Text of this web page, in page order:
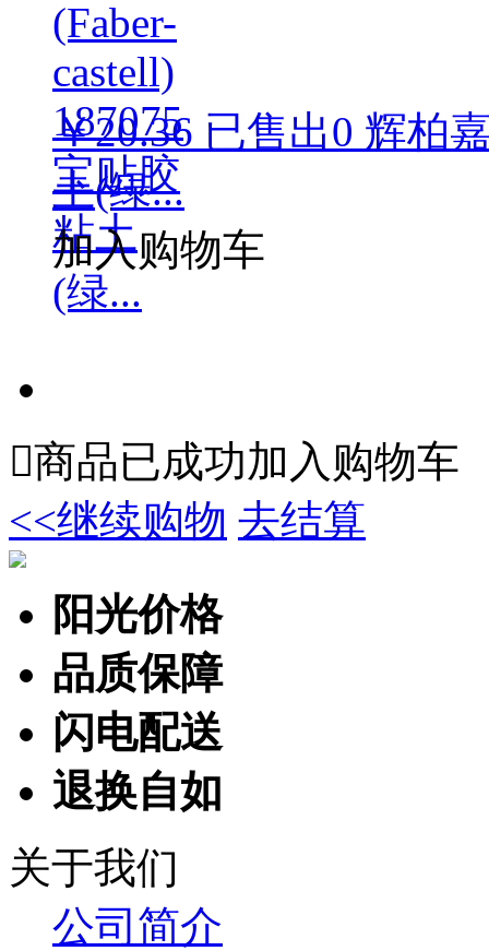
￥20.36 已售出0 辉柏
土(绿...
加入购物车
商品已成功加入购物车
<<继续购物 去结算
阳光价格
品质保障
闪电配送
退换自如
关于我们
公司简介